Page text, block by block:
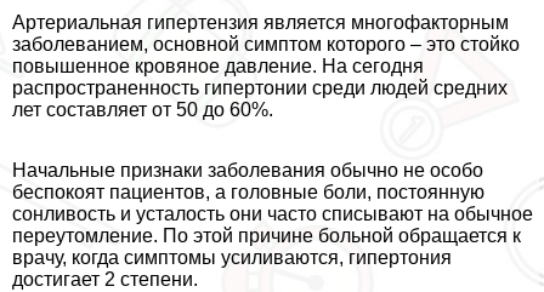
Артериальная гипертензия является многофакторным
заболеванием, основной симптом которого – это стойко
повышенное кровяное давление. На сегодня
распространенность гипертонии среди людей средних
лет составляет от 50 до 60%.
Начальные признаки заболевания обычно не особо
беспокоят пациентов, а головные боли, постоянную
сонливость и усталость они часто списывают на обычное
переутомление. По этой причине больной обращается к
врачу, когда симптомы усиливаются, гипертония
достигает 2 степени.